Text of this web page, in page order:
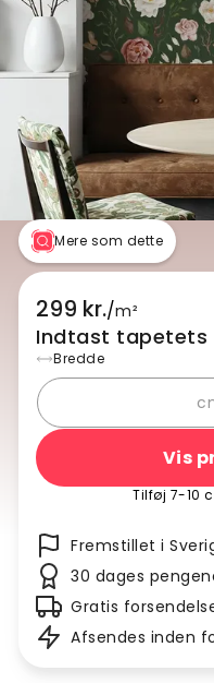
Mere som dette
299 kr./m²
Indtast tapetets
Bredde
Vis
Tilføj 7-10
Fremstillet i
30 dages
Gratis
Afsendes inden